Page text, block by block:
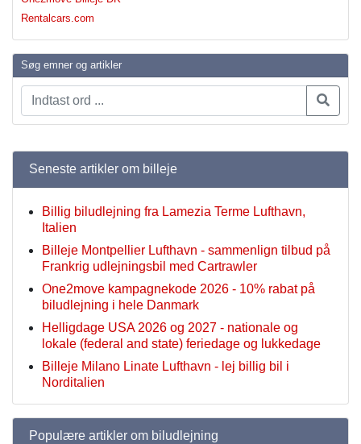
Rentalcars.com
Søg emner og artikler
Seneste artikler om billeje
Billig biludlejning fra Lamezia Terme Lufthavn,
Italien
Billeje Montpellier Lufthavn - sammenlign tilbud på
Frankrig udlejningsbil med Cartrawler
One2move kampagnekode 2026 - 10% rabat på
biludlejning i hele Danmark
Helligdage USA 2026 og 2027 - nationale og
lokale (federal and state) feriedage og lukkedage
Billeje Milano Linate Lufthavn - lej billig bil i
Norditalien
Populære artikler om biludlejning